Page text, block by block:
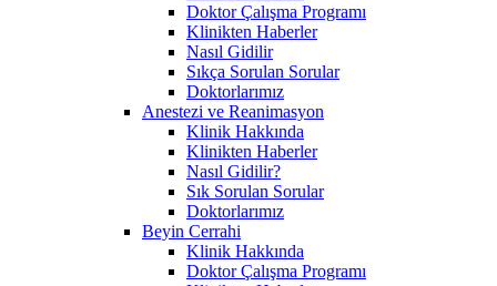
Doktor Çalışma Programı
Klinikten Haberler
Nasıl Gidilir
Sıkça Sorulan Sorular
Doktorlarımız
Anestezi ve Reanimasyon
Klinik Hakkında
Klinikten Haberler
Nasıl Gidilir?
Sık Sorulan Sorular
Doktorlarımız
Beyin Cerrahi
Klinik Hakkında
Doktor Çalışma Programı